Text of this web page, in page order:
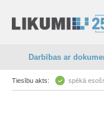
Darbības ar
Tiesību akts: spēkā